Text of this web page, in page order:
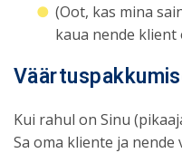
(Oot, kas mina
kaua nende klient
Kui rahul on Sinu
Sa oma kliente ja nende